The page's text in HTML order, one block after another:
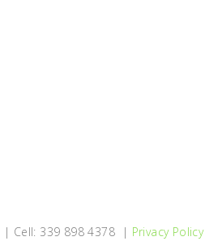
| Cell: 339 898 4378 | Privacy Policy